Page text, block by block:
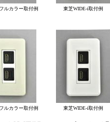
ルカラー取付例 東芝WIDE-i取付例
ルカラー取付例 東芝WIDE-i取付例